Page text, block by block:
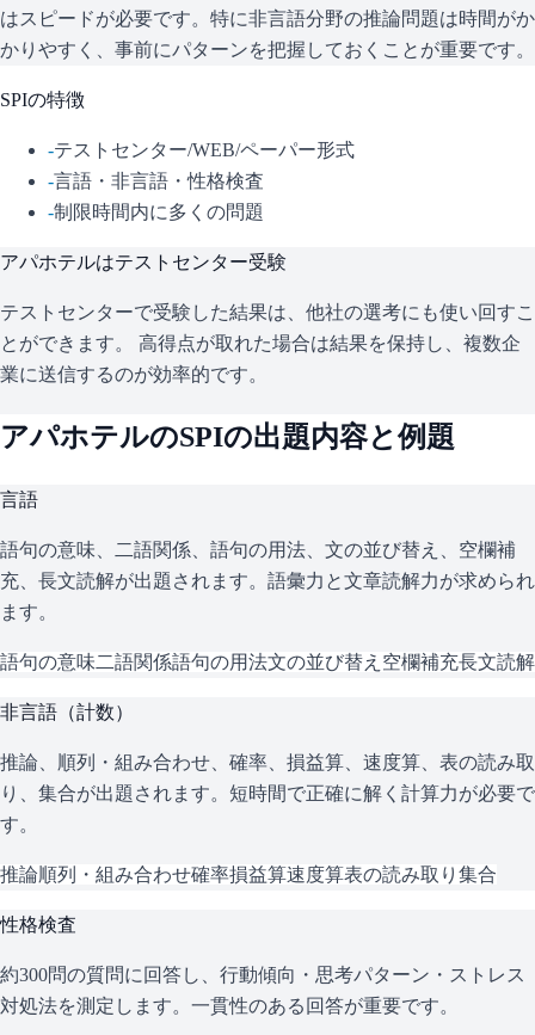
はスピードが必要です。特に非言語分野の推論問題は時間がか
かりやすく、事前にパターンを把握しておくことが重要です。
SPIの特徴
-テストセンター/WEB/ペーパー形式
-言語・非言語・性格検査
-制限時間内に多くの問題
アパホテルはテストセンター受験
テストセンターで受験した結果は、他社の選考にも使い回すこ
とができます。 高得点が取れた場合は結果を保持し、複数企
業に送信するのが効率的です。
アパホテルのSPIの出題内容と例題
言語
語句の意味、二語関係、語句の用法、文の並び替え、空欄補
充、長文読解が出題されます。語彙力と文章読解力が求められ
ます。
語句の意味二語関係語句の用法文の並び替え 空欄補充長文読解
非言語（計数）
推論、順列・組み合わせ、確率、損益算、速度算、表の読み取
り、集合が出題されます。短時間で正確に解く計算力が必要で
す。
推論順列・組み合わせ確率損益算速度算表の読み取り 集合
性格検査
約300問の質問に回答し、行動傾向・思考パターン・ストレス
対処法を測定します。一貫性のある回答が重要です。